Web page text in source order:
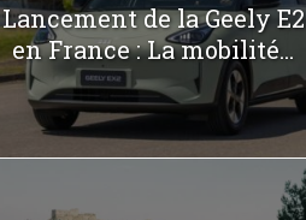
Lancement de la Geely E2
en France : La mobilité...